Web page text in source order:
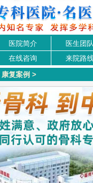
医院简介
在线咨询
医生团队
来院路
康复案例 >